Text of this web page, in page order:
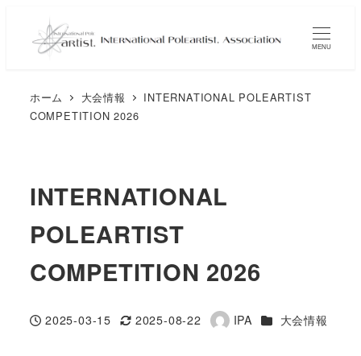
MENU
ホーム 大会情報
INTERNATIONAL POLEARTIST
COMPETITION 2026
INTERNATIONAL
POLEARTIST
COMPETITION 2026
投稿日
2025-03-15
更新日
2025-08-22
著
IPA カテゴリー
大会情報